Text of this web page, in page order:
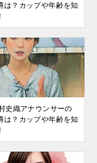
は？カップや年齢を知
史織アナウンサーの
は？カップや年齢を知